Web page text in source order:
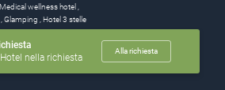
Hotel nella richiesta
Alla richiesta
Medical wellness hotel,
,Glamping , Hotel 3 stelle